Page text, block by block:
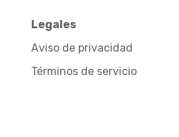
Legales
Aviso de privacidad
Términos de servicio